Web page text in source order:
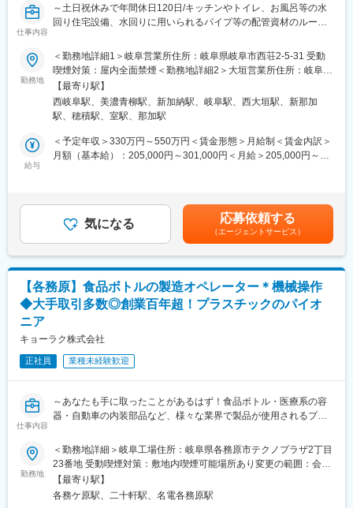
て働けます。
会社全体で風通しが良く、他部署とも距離が近いです。
また自分のやりたいことやチャレンジしたいことを発信･提案でき
る環境です。
変更の範囲：会社の定める業務
・不良率を下げるために、機械に不具合がないか確認します。
・ボトル自体のチェックは検査員の別スタッフが対応しますが、
す。
※コツコツ作業する部分もありますが、基本は他のスタッフの方と
コミュニケーションを取りながら業務を進めるスタイルです。
※入社後は、製造部の研修で製品知識・機械知識を習得いただくほ
か、先輩社員によるOJT研修を実施いたします。
■職場環境：
・三交代シフト勤務となります。シフトは原則1週間ごとのローテ
・関わる業界の広さ：自動車、食品、医療、工業部品など様々な
業界で高い技術力を生かした製品を提供しています。各業界にあ
らゆる強みを持った製品を製造しており、業界大手の企業様から
の引き合いも強く、経営面も安定しております。 直近では新型コ
ロナウイルス対策商品として、アルコールスタンドや飛沫防止用
のビニールカーテンなども手掛けています。
・海外拠点も展開するグローバル企業：国内拠点だけではなく海
外にも拠点を展開しています。20年ほど前からASEAN地域を中心
変更の範囲：会社の定める業務
仕事内容
～土日祝休みで年間休日120日/キッチンやトイレ、お風呂等の水
回り住宅設備、水回りに用いられるパイプ等の配管資材のルート
■採用背景
当社はキッチン、バス、トイレなどの水廻り設備や配管資材をメ
インに取り扱っている専門商社です。豊かなライフスタイルやラ
イフラインを支えている社会的意義の高い事業を手掛けておりま
す。生活に欠かせないものを手掛けているため、景気の影響を受
けづらく売上は安定しております。さらなる営業部の組織強化を
目指して中途採用を行っております。
水道工事会社等）に対するルート営業となり、住居に対してのイ
ンフラを扱っているので継続的なお付き合いを目標に、関係の構
築に務めていただきます。
お客様先へ訪問し、提案を行っていただきます。訪問時にお客様
と気軽に会話をしながらコミュニケーションを取ることで、日常
お客様よりご依頼をいただいた後は、工事内容をヒアリングし、
していただきます。作成した見積内容で受注となれば、商品を手
■入社後の流れ
入社後、納品担当スタッフとして従事する他、先輩の営業に同行
ただきます。担当営業として長期的なお付き合いをしていく中
で、お客様から気軽に頼っていただけるような存在となっていた
だくことを期待しております。
その後、先輩より10～20社程度のお客様（東海エリア中心）を引
勤務地
＜勤務地詳細1＞岐阜営業所住所：岐阜県岐阜市西荘2-5-31 受動
喫煙対策：屋内全面禁煙＜勤務地詳細2＞大垣営業所住所：岐阜県
大垣市本今4-43-8 受動喫煙対策：屋内全面禁煙＜勤務地詳細3＞
各務原営業所住所：岐阜県各務原市大野町5－80 受動喫煙対策：
敷地内喫煙可能場所あり変更の範囲：会社の定める事業所
【最寄り駅】
西岐阜駅、美濃青柳駅、新加納駅、岐阜駅、西大垣駅、新那加
駅、穂積駅、室駅、那加駅
給与
＜予定年収＞330万円～550万円＜賃金形態＞月給制＜賃金内訳＞
月額（基本給）：205,000円～301,000円＜月給＞205,000円～
（27歳／入社5年）、510万円（主任／36歳／入社14年）賃金は
あくまでも目安の金額であり、選考を通じて上下する可能性があ
ります。月給(月額)は固定手当を含めた表記です。
気になる 応募依頼する
（エージェントサービス）
【各務原】食品ボトルの製造オペレーター＊機械操作
◆大手取引多数◎創業百年超！プラスチックのパイオ
ニア
キョーラク株式会社
正社員 業種未経験歓迎
仕事内容
～あなたも手に取ったことがあるはず！食品ボトル・医療系の容
器・自動車の内装部品など、様々な業界で製品が使用されるプラ
★ポイント★
◇製造経験を活かし、安定基盤でキャリアを磨きたい方にオスス
メ
手順書を完備しており、プラスチックの経験がなくともしっかり
勤務地
＜勤務地詳細＞岐阜工場住所：岐阜県各務原市テクノプラザ2丁目
23番地 受動喫煙対策：敷地内喫煙可能場所あり変更の範囲：会社
の定める事業所
【最寄り駅】
各務ケ原駅、二十軒駅、名電各務原駅